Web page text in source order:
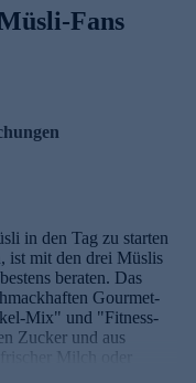
Fans
in den Tag zu starten
ist mit den drei Müslis
beraten. Das
Gourmet-
Mix" und "Fitness-
Zucker und aus
Milch oder